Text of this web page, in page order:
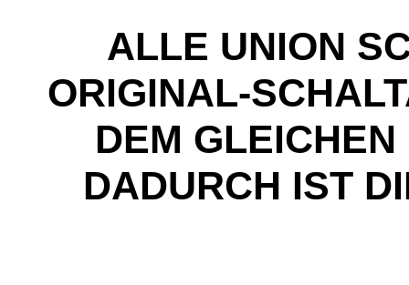
ALLE UNION
ORIGINAL-
DEM
DADURCH IST